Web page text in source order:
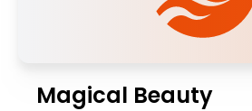
Magical Beauty